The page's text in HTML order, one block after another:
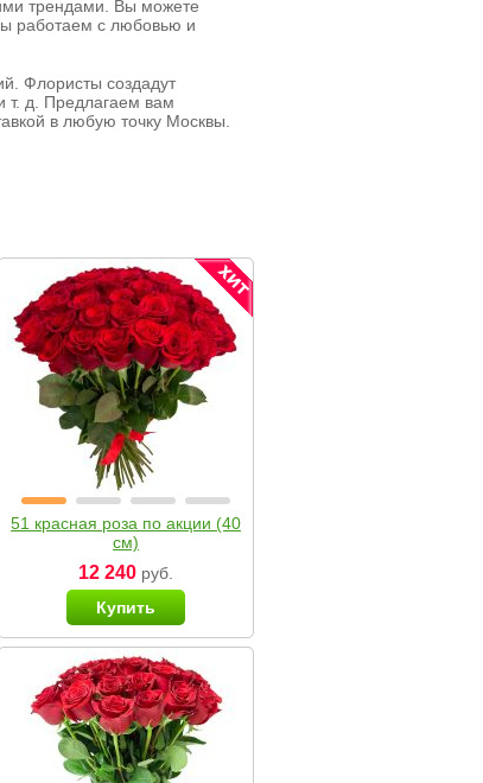
трендами. Вы можете
работаем с любовью и
Флористы создадут
т. д. Предлагаем вам
в любую точку Москвы.
51 красная роза по акции (40
см)
12 240 руб.
Купить